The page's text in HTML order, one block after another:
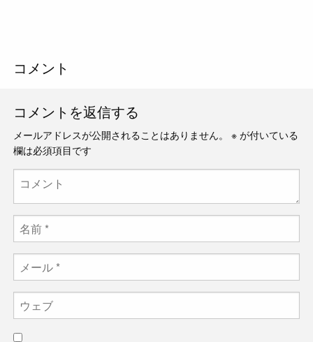
コメント
コメントを返信する
メールアドレスが公開されることはありません。 ※ が付いている
欄は必須項目です